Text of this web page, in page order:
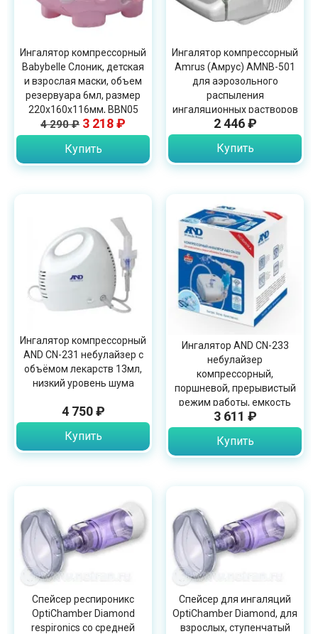
Ингалятор компрессорный
Babybelle Слоник, детская
и взрослая маски, объем
резервуара 6мл, размер
220х160х116мм, BBN05
4 290 ₽ 3 218 ₽
Купить
Ингалятор компрессорный
Amrus (Амрус) AMNB-501
для аэрозольного
распыления
ингаляционных растворов
2 446 ₽
Купить
Ингалятор компрессорный
AND CN-231 небулайзер с
объёмом лекарств 13мл,
низкий уровень шума
4 750 ₽
Купить
Ингалятор AND CN-233
небулайзер
компрессорный,
поршневой, прерывистый
режим работы, емкость
для лекарств до 6 мл
3 611 ₽
Купить
Спейсер респироникс
OptiChamber Diamond
respironics со средней
Спейсер для ингаляций
OptiChamber Diamond, для
взрослых, ступенчатый